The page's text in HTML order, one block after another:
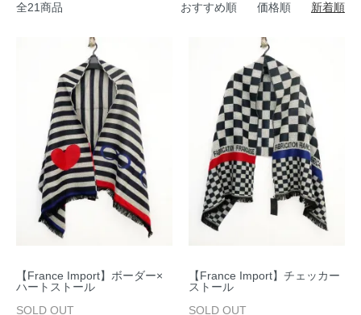
全21商品 おすすめ順 価格順 新着順
【France Import】ボーダー×
ハートストール
SOLD OUT
【France Import】チェッカー
ストール
SOLD OUT